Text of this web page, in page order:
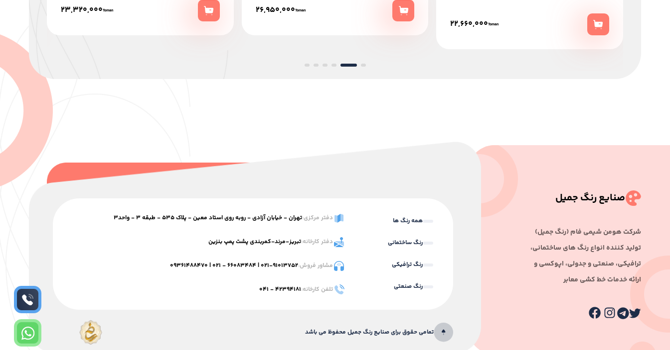
23,320,000Toman 26,950,000Toman
22,660,000Toman
صنایع رنگ جمیل
ﺷﺮﮐﺖ ﻫﻮﻣﻦ ﺷﯿﻤﯽ ﻓﺎم (رﻧﮓ ﺟﻤﯿﻞ)
ﺗﻮﻟﯿﺪ ﮐﻨﻨﺪه اﻧﻮاع رﻧﮓ ﻫﺎی ﺳﺎﺧﺘﻤﺎﻧﯽ،
ﺗﺮاﻓﯿﮑﯽ، ﺻﻨﻌﺘﯽ و ﺟﺪوﻟﯽ، اﭘﻮﮐﺴﯽ و
اراﺋﻪ ﺧﺪﻣﺎت ﺧﻂ ﮐﺸﯽ ﻣﻌﺎﺑﺮ
همه رنگ ها
رنگ ساختمانی
رنگ ترافیکی
رنگ صنعتی
دفتر مرکزی:تهران - خیابان آزادی - روبه روی استاد معین - پلاک ۵۳۵ - طبقه ۳ - واحد۳
دفتر کارخانه:تبریز-مرند-کمربندی پشت پمپ بنزین
مشاور فروش:۰۲۱-۹۱۰۱۳۷۵۲|۶۶۰۸۳۴۸۴ - ۰۲۱ | ۰۹۳۶۱۴۸۸۴۷۰
تلفن کارخانه:۴۲۳۹۴۱۸۱ - ۰۴۱
تمامی حقوق برای صنایع رنگ جمیل محفوظ می باشد